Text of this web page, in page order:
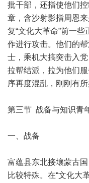
批干部，还指使他们
章，含沙射影指周恩
复“文化大革命”前一
作进行攻击。他们的
士，乘机大搞突击入党
拉帮结派，拉为他们
序再度混乱，刚刚有
第三节 战备与知识青
一、战备
富蕴县东北接壤蒙古
比较特殊。在“文化大